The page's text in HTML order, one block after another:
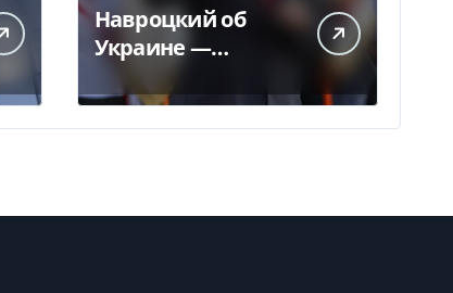
Навроцкий об
Украине —
бандеровским
флагам не место в
Польше